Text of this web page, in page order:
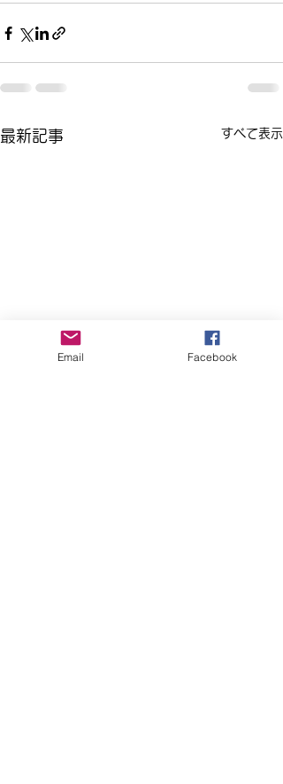
最新記事 すべて表示
Email Facebook